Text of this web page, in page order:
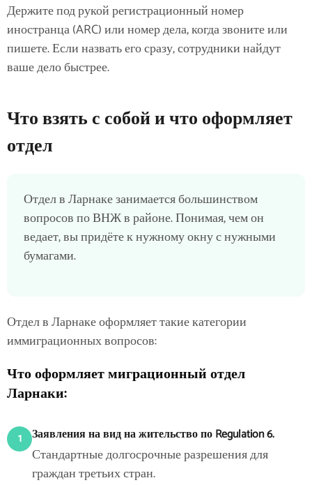
Держите под рукой регистрационный номер
иностранца (ARC) или номер дела, когда звоните или
пишете. Если назвать его сразу, сотрудники найдут
ваше дело быстрее.
Что взять с собой и что оформляет
отдел
Отдел в Ларнаке занимается большинством
вопросов по ВНЖ в районе. Понимая, чем он
ведает, вы придёте к нужному окну с нужными
бумагами.
Отдел в Ларнаке оформляет такие категории
иммиграционных вопросов:
Что оформляет миграционный отдел
Ларнаки:
1 Заявления на вид на жительство по Regulation 6.
Стандартные долгосрочные разрешения для
граждан третьих стран.